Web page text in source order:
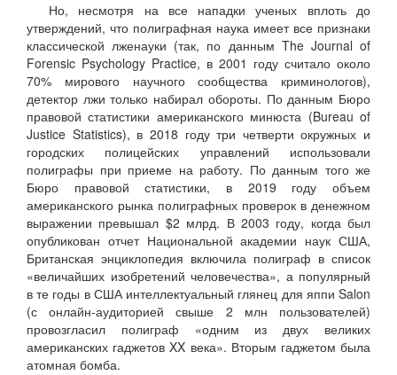
Но, несмотря на все нападки ученых вплоть до
утверждений, что полиграфная наука имеет все признаки
классической лженауки (так, по данным The Journal of
Forensic Psychology Practice, в 2001 году считало около
70% мирового научного сообщества криминологов),
детектор лжи только набирал обороты. По данным Бюро
правовой статистики американского минюста (Bureau of
Justice Statistics), в 2018 году три четверти окружных и
городских полицейских управлений использовали
полиграфы при приеме на работу. По данным того же
Бюро правовой статистики, в 2019 году объем
американского рынка полиграфных проверок в денежном
выражении превышал $2 млрд. В 2003 году, когда был
опубликован отчет Национальной академии наук США,
Британская энциклопедия включила полиграф в список
«величайших изобретений человечества», а популярный
в те годы в США интеллектуальный глянец для яппи Salon
(с онлайн-аудиторией свыше 2 млн пользователей)
провозгласил полиграф «одним из двух великих
американских гаджетов XX века». Вторым гаджетом была
атомная бомба.